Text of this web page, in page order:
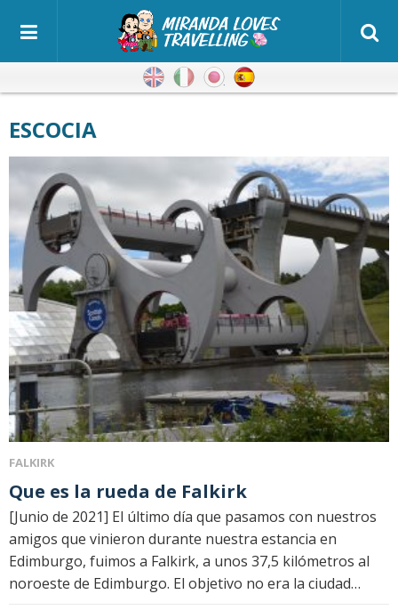
InglésItalianoJaponés
ESCOCIA
FALKIRK
Que es la rueda de Falkirk
[Junio ​​de 2021] El último día que pasamos con nuestros
amigos que vinieron durante nuestra estancia en
Edimburgo, fuimos a Falkirk, a unos 37,5 kilómetros al
noroeste de Edimburgo. El objetivo no era la ciudad…